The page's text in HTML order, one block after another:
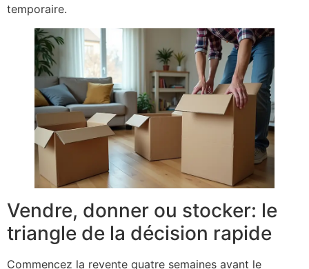
temporaire.
Vendre, donner ou stocker: le
triangle de la décision rapide
Commencez la revente quatre semaines avant le